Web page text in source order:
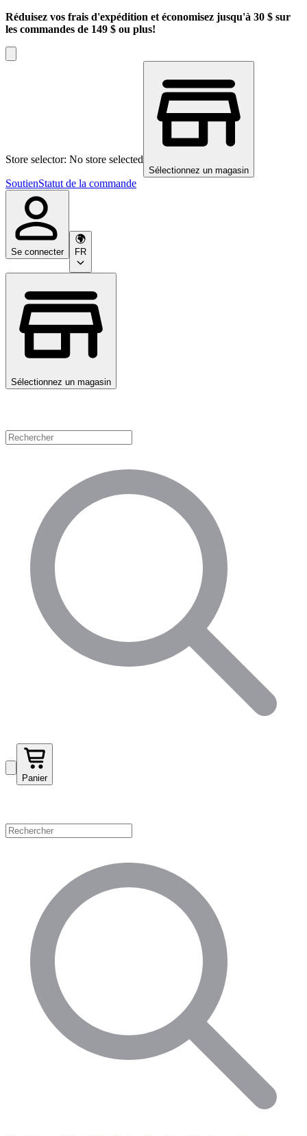
Réduisez vos frais d'expédition et économisez jusqu'à 30 $ sur
les commandes de 149 $ ou plus!
Store selector: No store selected
Sélectionnez un magasin
SoutienStatut de la commande
Se connecter FR
Sélectionnez un magasin
Panier